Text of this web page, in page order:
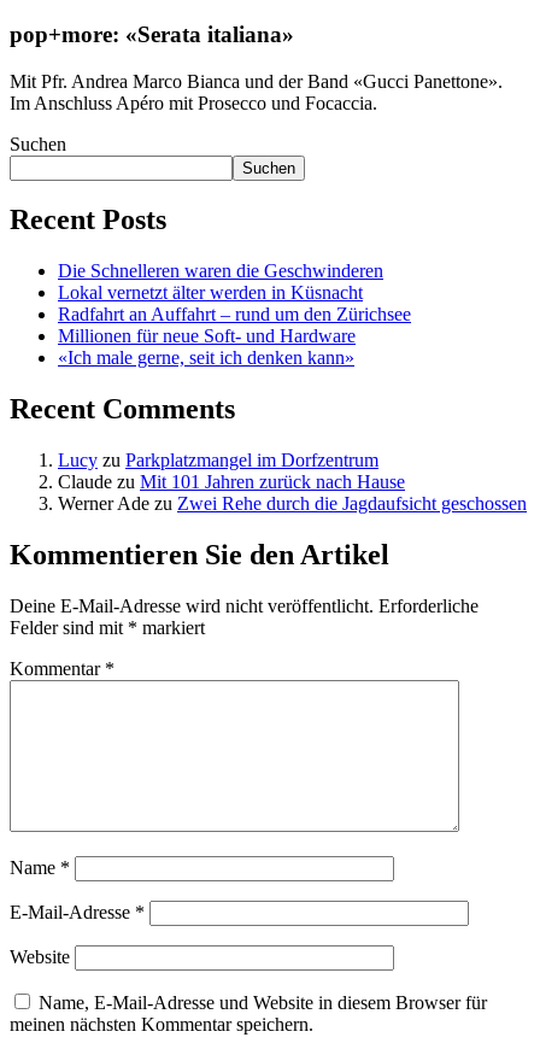
pop+more: «Serata italiana»
Mit Pfr. Andrea Marco Bianca und der Band «Gucci Panettone».
Im Anschluss Apéro mit Prosecco und Focaccia.
Suchen
Suchen
Recent Posts
Die Schnelleren waren die Geschwinderen
Lokal vernetzt älter werden in Küsnacht
Radfahrt an Auffahrt – rund um den Zürichsee
Millionen für neue Soft- und Hardware
«Ich male gerne, seit ich denken kann»
Recent Comments
Lucy zu Parkplatzmangel im Dorfzentrum
Claude zu Mit 101 Jahren zurück nach Hause
Werner Ade zu Zwei Rehe durch die Jagdaufsicht geschossen
Kommentieren Sie den Artikel
Deine E-Mail-Adresse wird nicht veröffentlicht. Erforderliche
Felder sind mit * markiert
Kommentar *
Name *
E-Mail-Adresse *
Website
Name, E-Mail-Adresse und Website in diesem Browser für
meinen nächsten Kommentar speichern.